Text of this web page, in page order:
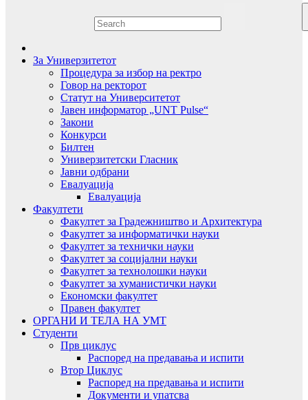
За Универзитетот
Процедура за избор на ректро
Говор на ректорот
Статут на Университетот
Јавен информатор „UNT Pulse“
Закони
Конкурси
Билтен
Универзитетски Гласник
Јавни одбрани
Евалуација
Евалуација
Факултети
Факултет за Градежништво и Архитектура
Факултет за информатички науки
Факултет за технички науки
Факултет за социјални науки
Факултет за технолошки науки
Факултет за хуманистички науки
Економски факултет
Правен факултет
ОРГАНИ И ТЕЛА НА УМТ
Студенти
Прв циклус
Распоред на предавањa и испити
Втор Циклус
Распоред на предавањa и испити
Документи и упатсва